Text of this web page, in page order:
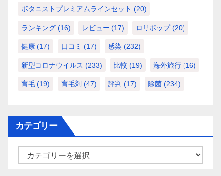
ボタニストプレミアムラインセット (20)
ランキング (16) レビュー (17) ロリポップ(20)
健康 (17) 口コミ (17) 感染 (232)
新型コロナウイルス (233) 比較 (19) 海外旅行 (16)
育毛 (19) 育毛剤 (47) 評判 (17) 除菌 (234)
カテゴリー